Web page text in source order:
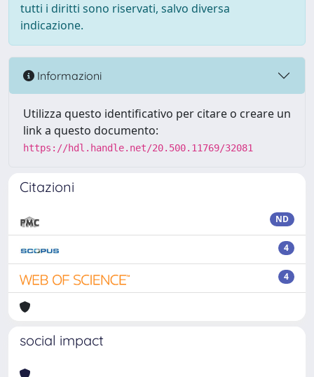
tutti i diritti sono riservati, salvo diversa
indicazione.
Informazioni
Utilizza questo identificativo per citare o creare un
link a questo documento:
https://hdl.handle.net/20.500.11769/32081
Citazioni
ND
4
4
social impact